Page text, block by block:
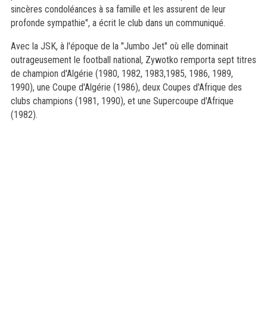
sincères condoléances à sa famille et les assurent de leur
profonde sympathie", a écrit le club dans un communiqué.
Avec la JSK, à l'époque de la "Jumbo Jet" où elle dominait
outrageusement le football national, Zywotko remporta sept titres
de champion d'Algérie (1980, 1982, 1983,1985, 1986, 1989,
1990), une Coupe d'Algérie (1986), deux Coupes d'Afrique des
clubs champions (1981, 1990), et une Supercoupe d'Afrique
(1982).